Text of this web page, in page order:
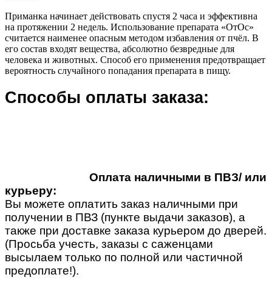
Приманка начинает действовать спустя 2 часа и эффективна
на протяжении 2 недель. Использование препарата «ОтОс»
считается наименее опасным методом избавления от пчёл. В
его состав входят вещества, абсолютно безвредные для
человека и животных. Способ его применения предотвращает
вероятность случайного попадания препарата в пищу.
Способы оплаты заказа:
Оплата наличными в ПВЗ/ или
курьеру:
Вы можете оплатить заказ наличными при
получении в ПВЗ (пункте выдачи заказов), а
также при доставке заказа курьером до дверей.
(Просьба учесть, заказы с саженцами
высылаем только по полной или частичной
предоплате!).